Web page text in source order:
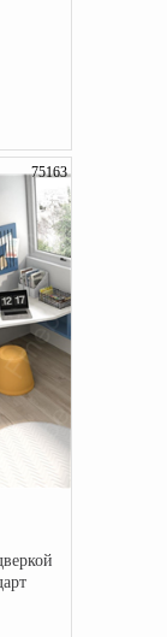
75163